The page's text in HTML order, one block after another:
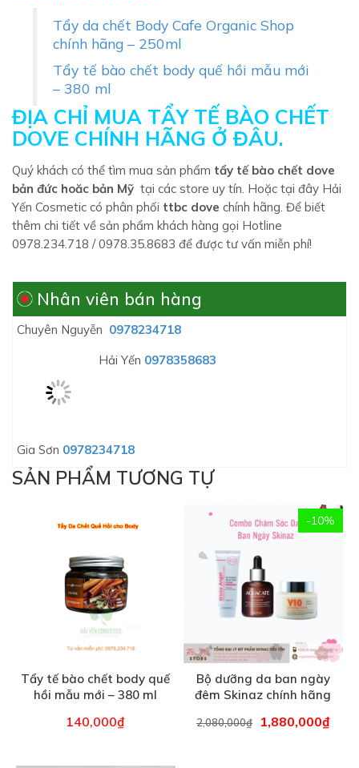
Tẩy da chết Body Cafe Organic Shop
chính hãng – 250ml
Tẩy tế bào chết body quế hồi mẫu mới
– 380 ml
ĐỊA CHỈ MUA TẨY TẾ BÀO CHẾT
DOVE CHÍNH HÃNG Ở ĐÂU.
Quý khách có thể tìm mua sản phẩm tẩy tế bào chết dove
bản đức hoăc bản Mỹ tại các store uy tín. Hoặc tại đây Hải
Yến Cosmetic có phân phối ttbc dove chính hãng. Để biết
thêm chi tiết về sản phẩm khách hàng gọi Hotline
0978.234.718 / 0978.35.8683 để được tư vấn miễn phí!
Nhân viên bán hàng
Chuyên Nguyễn 0978234718
0978358683
Gia Sơn0978234718
Tẩy tế bào chết body quế
hồi mẫu mới – 380 ml
Bộ dưỡng da ban ngày
đêm Skinaz chính hãng
2,080,000₫ 1,880,000₫